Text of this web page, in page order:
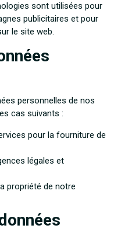
sont utilisées pour
publicitaires et pour
le site web.
personnelles de nos
cas suivants :
pour la fourniture de
légales et
propriété de notre